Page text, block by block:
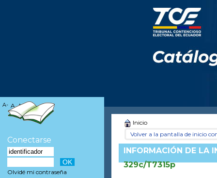
Inicio
Volver a la pantalla de inicio
INFORMACIÓN DE LA
329c/T7315p
A- A A+
Conectarse
Olvidé mi contraseña